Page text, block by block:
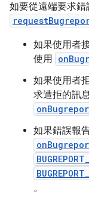
如要從遠端要求錯
如果使用者
使用
如果使用者
求遭拒的訊
如果錯誤報
。